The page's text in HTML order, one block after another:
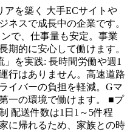
を築く 大手ECサイトや
ネスで成長中の企業です。
で、仕事量も安定。事業
期的に安心して働けます。
を実践: 長時間労働や週1
行はありません。高速道路
イバーの負担を軽減。Gマ
一の環境で働けます。 ■プ
配送件数は1日1～5件程
に帰れるため、家族との時